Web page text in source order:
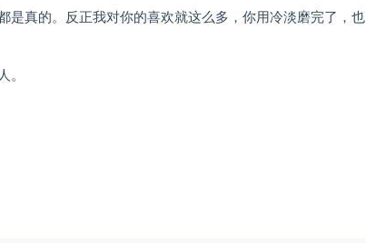
是真的。反正我对你的喜欢就这么多，你用冷淡磨完了，也
。